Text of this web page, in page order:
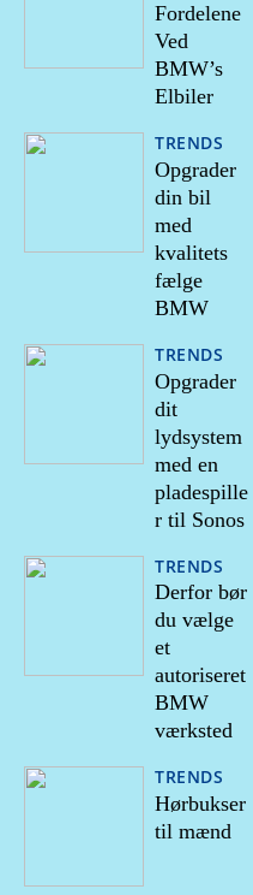
Fordelene
Ved
BMW’s
Elbiler
TRENDS
Opgrader
din bil
med
kvalitets
fælge
BMW
TRENDS
Opgrader
dit
lydsystem
med en
pladespille
r til Sonos
TRENDS
Derfor bør
du vælge
et
autoriseret
BMW
værksted
TRENDS
Hørbukser
til mænd